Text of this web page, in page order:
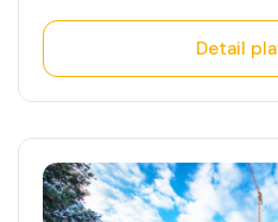
Detail